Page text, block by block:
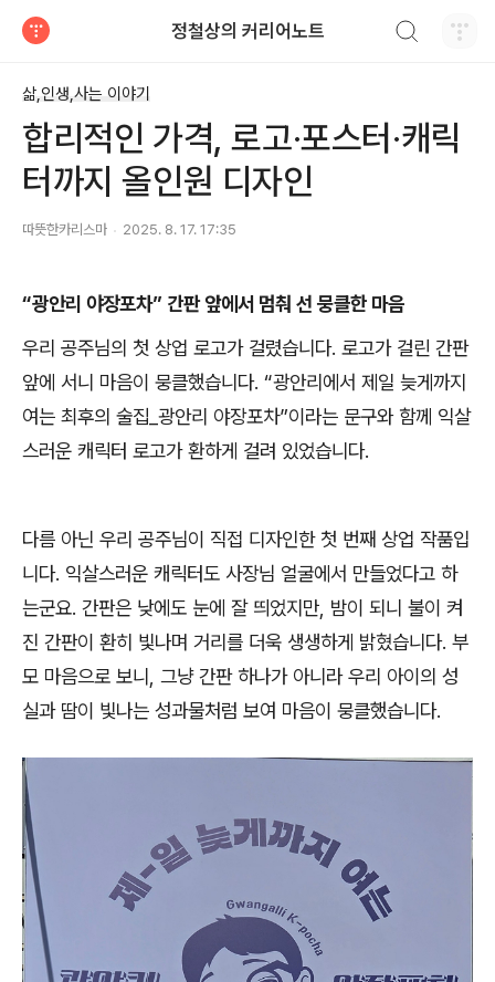
정철상의 커리어노트
삶,인생,사는 이야기
합리적인 가격, 로고·포스터·캐릭
터까지 올인원 디자인
따뜻한카리스마 2025. 8. 17. 17:35
“광안리 야장포차” 간판 앞에서 멈춰 선 뭉클한 마음
우리 공주님의 첫 상업 로고가 걸렸습니다. 로고가 걸린 간판
앞에 서니 마음이 뭉클했습니다. “광안리에서 제일 늦게까지
여는 최후의 술집 광안리 야장포차”이라는 문구와 함께 익살
스러운 캐릭터 로고가 환하게 걸려 있었습니다.
다름 아닌 우리 공주님이 직접 디자인한 첫 번째 상업 작품입
니다. 익살스러운 캐릭터도 사장님 얼굴에서 만들었다고 하
는군요. 간판은 낮에도 눈에 잘 띄었지만 밤이 되니 불이 켜
진 간판이 환히 빛나며 거리를 더욱 생생하게 밝혔습니다. 부
모 마음으로 보니
그냥 간판 하나가 아니라 우리 아이의 성
실과 땀이 빛나는 성과물처럼 보여 마음이 뭉클했습니다.